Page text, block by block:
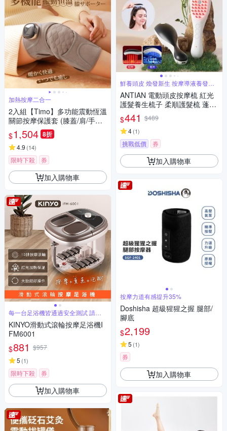
加熱按摩二合一
2入組【Timo】多功能震動恆溫
關節按摩保護套 (膝蓋/肩/手肘
通用)
$1,504 8折
4.9 (14)
限時下殺 券
加入購物車
每一台足浴機皆通過安全測試 請安
心使用
KINYO滑動式滾輪按摩足浴機I
FM6001
$881 $957
5 (1)
限時下殺 券
加入購物車
鮮養頭皮 煥發新生 按摩導液養發三
合一
ANTIAN 電動頭皮按摩梳 紅光
護髮養生梳子 柔順護髮梳 蓬鬆
按摩頭皮護理梳
$441 $489
4(1)
挑戰低價 券
加入購物車
按摩力道有感提升35%
Doshisha 超級猩猩之握 腿部/
腳底
$2,199
5 (1)
券
加入購物車